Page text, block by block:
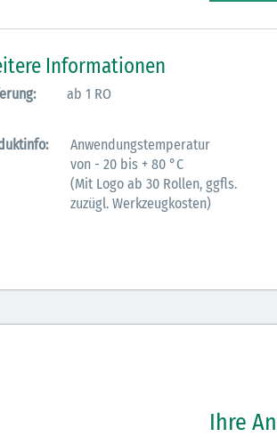
Informationen
ab 1 RO
Anwendungstemperatur
von - 20 bis + 80 °C
(Mit Logo ab 30 Rollen, ggfls.
zuzügl. Werkzeugkosten)
Ihre